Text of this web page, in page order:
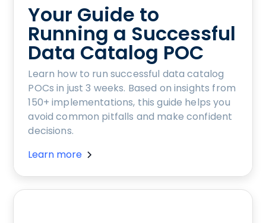
Your Guide to
Running a Successful
Data Catalog POC
Learn how to run successful data catalog
POCs in just 3 weeks. Based on insights from
150+ implementations, this guide helps you
avoid common pitfalls and make confident
decisions.
Learn more